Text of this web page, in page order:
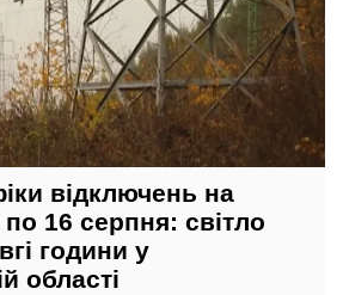
відключень на
16 серпня: світло
години у
області